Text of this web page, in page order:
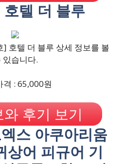
텔 더 블루
호텔 더 블루 상세 정보를 볼
있습니다.
격 : 65,000원
후기 보기
스 아쿠아리움
상어 피규어 기